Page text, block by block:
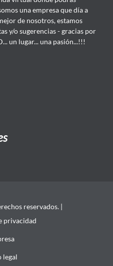
una empresa que día a
de nosotros, estamos
y/o sugerencias - gracias por
un lugar... una pasión...!!!
reservados. |
privacidad
legal